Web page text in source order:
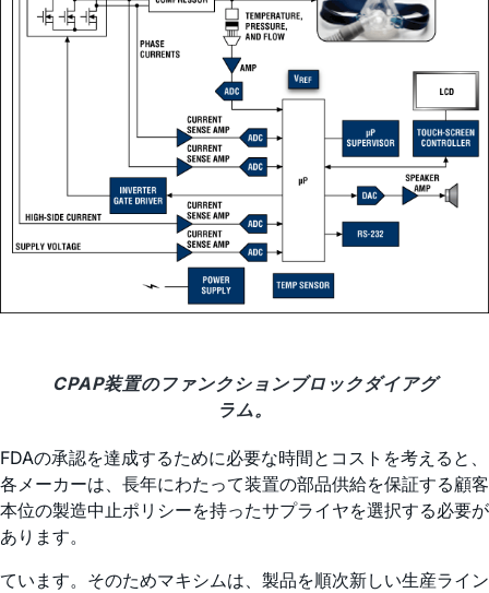
CPAP装置のファンクションブロックダイアグ
ラム。
FDAの承認を達成するために必要な時間とコストを考えると、
各メーカーは、長年にわたって装置の部品供給を保証する顧客
本位の製造中止ポリシーを持ったサプライヤを選択する必要が
あります。
ています。そのためマキシムは、製品を順次新しい生産ライン